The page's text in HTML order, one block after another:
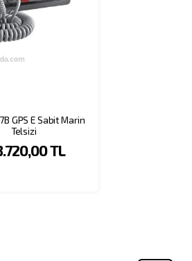
GPS E Sabit Marin
Telsizi
TL